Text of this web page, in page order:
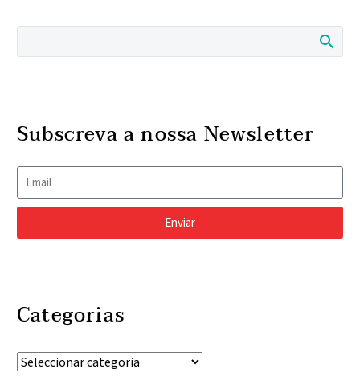
Subscreva a nossa Newsletter
Enviar
Categorias